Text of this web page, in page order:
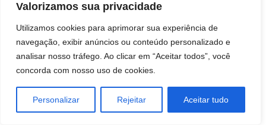
Valorizamos sua privacidade
Utilizamos cookies para aprimorar sua experiência de
navegação, exibir anúncios ou conteúdo personalizado e
analisar nosso tráfego. Ao clicar em “Aceitar todos”, você
concorda com nosso uso de cookies.
Personalizar Rejeitar Aceitar tudo
Consultas e trabalhos espirituais
Brasil - Santa Catarina - São José